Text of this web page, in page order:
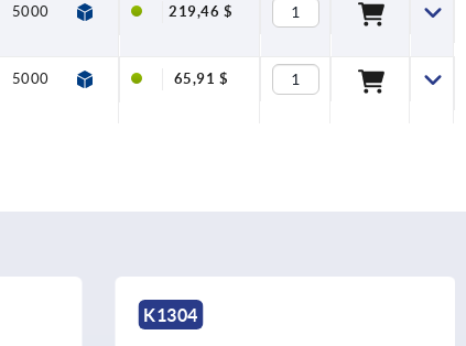
5000 219,46 $
5000 65,91 $
K2102